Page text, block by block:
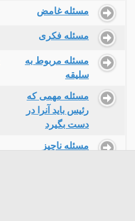
مسئله غامض
مسئله فکری
مسئله مربوط به
سلیقه
مسئله مهمی که
رئیس باید آنرا در
دست بگیرد
مسئله ناچیز